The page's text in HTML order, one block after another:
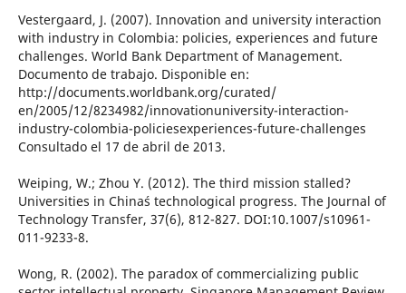
Vestergaard, J. (2007). Innovation and university interaction
with industry in Colombia: policies, experiences and future
challenges. World Bank Department of Management.
Documento de trabajo. Disponible en:
http://documents.worldbank.org/curated/
en/2005/12/8234982/innovationuniversity-interaction-
industry-colombia-policiesexperiences-future-challenges
Consultado el 17 de abril de 2013.
Weiping, W.; Zhou Y. (2012). The third mission stalled?
Universities in China´s technological progress. The Journal of
Technology Transfer, 37(6), 812-827. DOI:10.1007/s10961-
011-9233-8.
Wong, R. (2002). The paradox of commercializing public